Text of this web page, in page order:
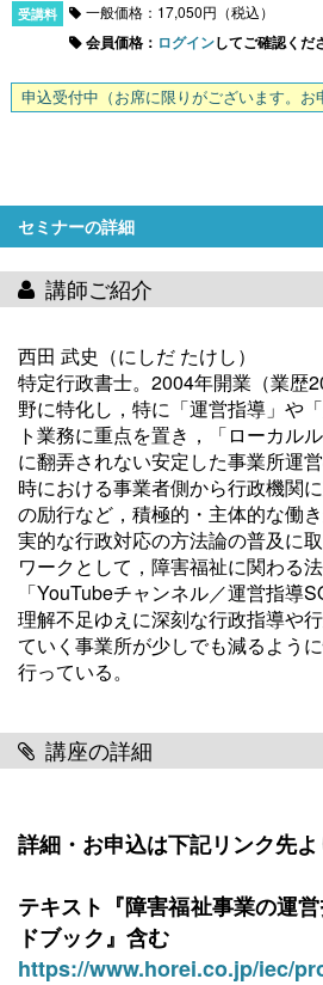
一般価格：17,050円（税込）
会員価格： ログインしてご確認くだ
申込受付中 （お席に限りがございます。お
セミナーの詳細
講師ご紹介
西田 武史（にしだ たけし）
特定行政書士。2004年開業（業歴
野に特化し，特に「運営指導」や
ト業務に重点を置き，「ローカル
に翻弄されない安定した事業所運
時における事業者側から行政機関
の励行など，積極的・主体的な働
実的な行政対応の方法論の普及に
ワークとして，障害福祉に関わる
「YouTubeチャンネル／運営指導
理解不足ゆえに深刻な行政指導や
ていく事業所が少しでも減るよう
行っている。
講座の詳細
詳細・お申込は下記リンク先よ
テキスト『障害福祉事業の運
ドブック』含む
https://www.horei.co.jp/iec/